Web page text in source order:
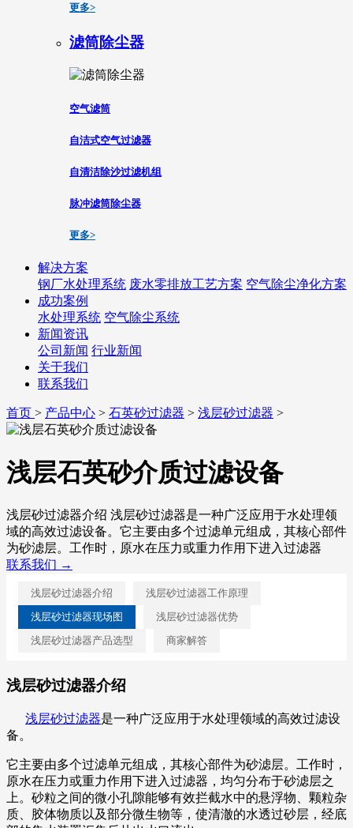
更多>
滤筒除尘器
空气滤筒
自洁式空气过滤器
自清洁除沙过滤机组
脉冲滤筒除尘器
更多>
解决方案
钢厂水处理系统 废水零排放工艺方案 空气除尘净化方案
成功案例
水处理系统 空气除尘系统
新闻资讯
公司新闻 行业新闻
关于我们
联系我们
首页 > 产品中心 > 石英砂过滤器 > 浅层砂过滤器 >
浅层石英砂介质过滤设备
浅层砂过滤器介绍 浅层砂过滤器是一种广泛应用于水处理领
域的高效过滤设备。它主要由多个过滤单元组成，其核心部件
为砂滤层。工作时，原水在压力或重力作用下进入过滤器
联系我们 →
浅层砂过滤器介绍
浅层砂过滤器工作原理
浅层砂过滤器现场图
浅层砂过滤器优势
浅层砂过滤器产品选型
商家解答
浅层砂过滤器介绍
浅层砂过滤器是一种广泛应用于水处理领域的高效过滤设
备。
它主要由多个过滤单元组成，其核心部件为砂滤层。工作时，
原水在压力或重力作用下进入过滤器，均匀分布于砂滤层之
上。砂粒之间的微小孔隙能够有效拦截水中的悬浮物、颗粒杂
质、胶体物质以及部分微生物等，使清澈的水透过砂层，经底